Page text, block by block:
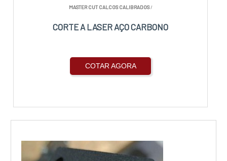
MASTER CUT CALCOS CALIBRADOS/
CORTE A LASER AÇO CARBONO
COTAR AGORA